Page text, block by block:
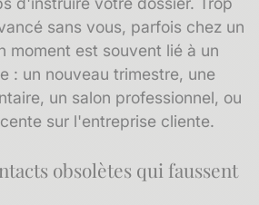
sans vous, parfois chez un
moment est souvent lié à un
: un nouveau trimestre, une
un salon professionnel, ou
sur l'entreprise cliente.
obsolètes qui faussent